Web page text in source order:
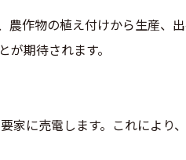
作物の植え付けから生産、
期待されます。
に売電します。これにより